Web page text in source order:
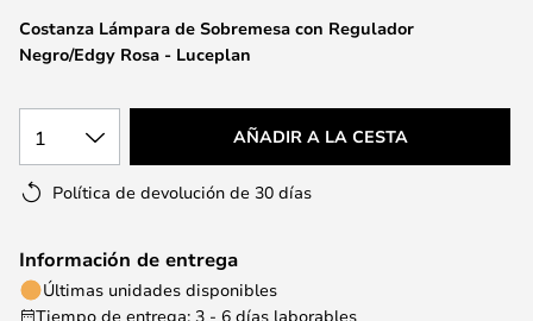
imágenes
Costanza Lámpara de Sobremesa con Regulador
Negro/Edgy Rosa - Luceplan
1 AÑADIR A LA CESTA
Política de devolución de 30 días
Información de entrega
Últimas unidades disponibles
Tiempo de entrega: 3 - 6 días laborables